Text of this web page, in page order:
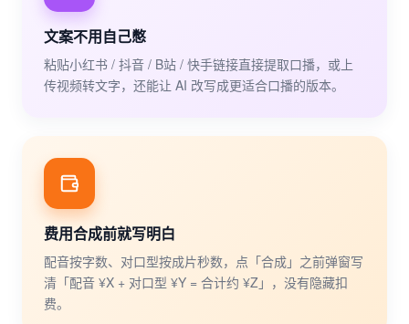
文案不用自己憋
粘贴小红书 / 抖音 / B站 / 快手链接直接提取口播，或上
传视频转文字，还能让 AI 改写成更适合口播的版本。
费用合成前就写明白
配音按字数、对口型按成片秒数，点「合成」之前弹窗写
清「配音 ¥X + 对口型 ¥Y = 合计约 ¥Z」，没有隐藏扣
费。